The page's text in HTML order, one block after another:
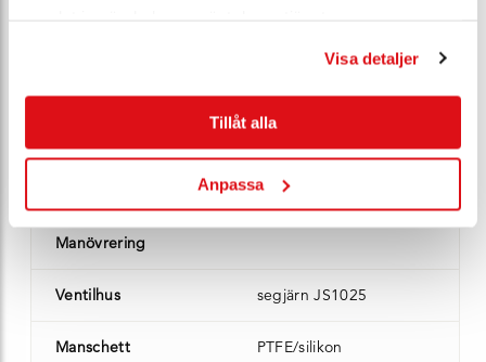
Visa detaljer
Tillåt alla
Anpassa200
Manövrering
Ventilhus segjärn JS1025
Manschett PTFE/silikon